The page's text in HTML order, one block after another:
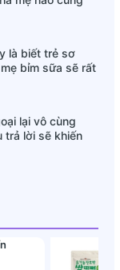
là biết trẻ sơ
bỉm sữa sẽ rất
lại vô cùng
trả lời sẽ khiến